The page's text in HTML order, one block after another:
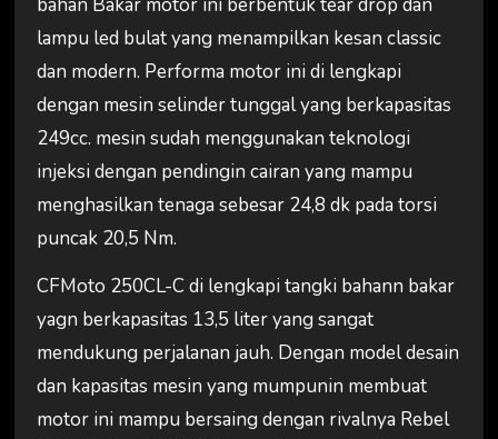
lampu led bulat yang menampilkan kesan classic
dan modern. Performa motor ini di lengkapi
dengan mesin selinder tunggal yang berkapasitas
249cc. mesin sudah menggunakan teknologi
injeksi dengan pendingin cairan yang mampu
menghasilkan tenaga sebesar 24,8 dk pada torsi
puncak 20,5 Nm.
CFMoto 250CL-C di lengkapi tangki bahann bakar
yagn berkapasitas 13,5 liter yang sangat
mendukung perjalanan jauh. Dengan model desain
dan kapasitas mesin yang mumpunin membuat
motor ini mampu bersaing dengan rivalnya Rebel